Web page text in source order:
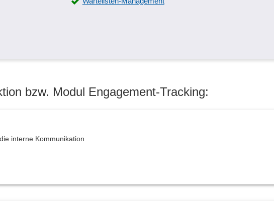
bzw. Modul Engagement-Tracking:
interne Kommunikation